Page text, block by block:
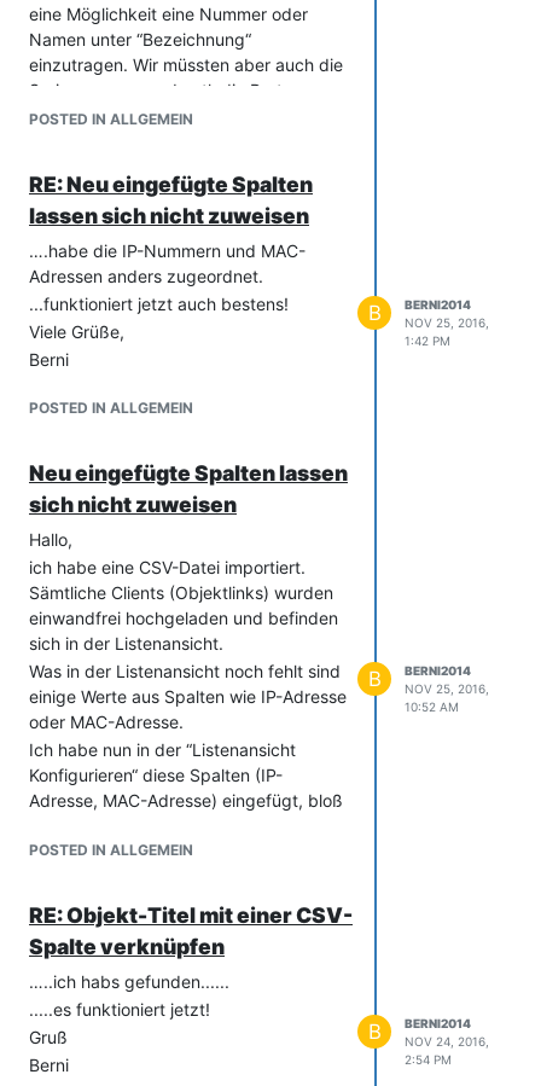
eine Möglichkeit eine Nummer oder
Namen unter “Bezeichnung“
einzutragen. Wir müssten aber auch die
Seriennummer und evtl. die Ports
eintragen.
Gruß
Berni
POSTED IN ALLGEMEIN
RE: Neu eingefügte Spalten
lassen sich nicht zuweisen
….habe die IP-Nummern und MAC-
Adressen anders zugeordnet.
...funktioniert jetzt auch bestens!
Viele Grüße,
Berni
POSTED IN ALLGEMEIN
B
BERNI2014
NOV 25, 2016,
1:42 PM
Neu eingefügte Spalten lassen
sich nicht zuweisen
Hallo,
ich habe eine CSV-Datei importiert.
Sämtliche Clients (Objektlinks) wurden
einwandfrei hochgeladen und befinden
sich in der Listenansicht.
Was in der Listenansicht noch fehlt sind
einige Werte aus Spalten wie IP-Adresse
oder MAC-Adresse.
Ich habe nun in der “Listenansicht
Konfigurieren“ diese Spalten (IP-
Adresse, MAC-Adresse) eingefügt, bloß
CSV-Import diese Spalten zuweisen
Woran kann es liegen?
Gruß
Berni
POSTED IN ALLGEMEIN
B
BERNI2014
NOV 25, 2016,
10:52 AM
RE: Objekt-Titel mit einer CSV-
Spalte verknüpfen
…..ich habs gefunden......
.....es funktioniert jetzt!
Gruß
Berni
B
BERNI2014
NOV 24, 2016,
2:54 PM